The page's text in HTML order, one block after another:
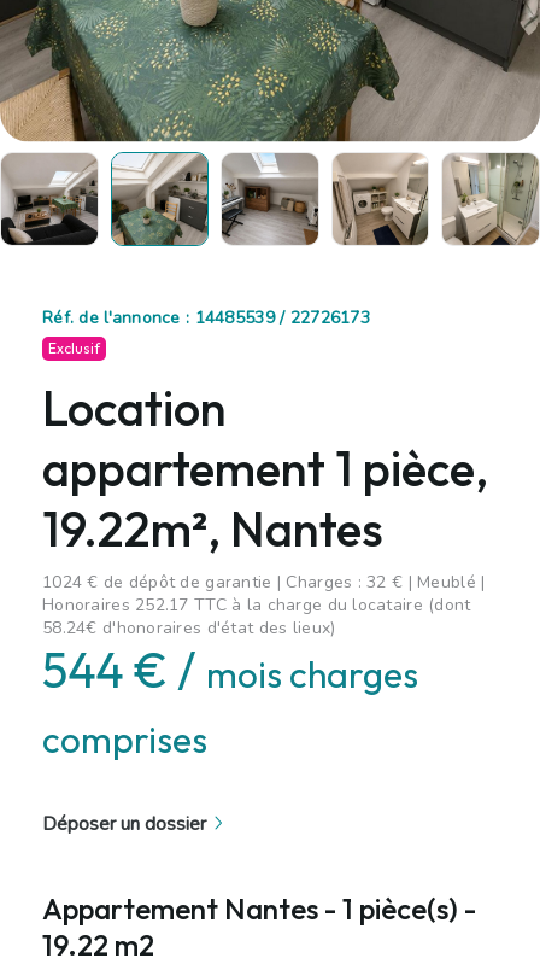
Réf. de l'annonce : 14485539 / 22726173
Exclusif
Location
appartement 1 pièce,
19.22m², Nantes
1024 € de dépôt de garantie | Charges : 32 € | Meublé |
Honoraires 252.17 TTC à la charge du locataire (dont
58.24€ d'honoraires d'état des lieux)
544 € / mois charges
comprises
Déposer un dossier
Appartement Nantes - 1 pièce(s) -
19.22 m2